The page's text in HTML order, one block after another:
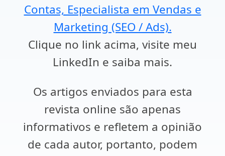
Contas, Especialista em Vendas e
Marketing (SEO / Ads).
Clique no link acima, visite meu
LinkedIn e saiba mais.
Os artigos enviados para esta
revista online são apenas
informativos e refletem a opinião
de cada autor, portanto, podem